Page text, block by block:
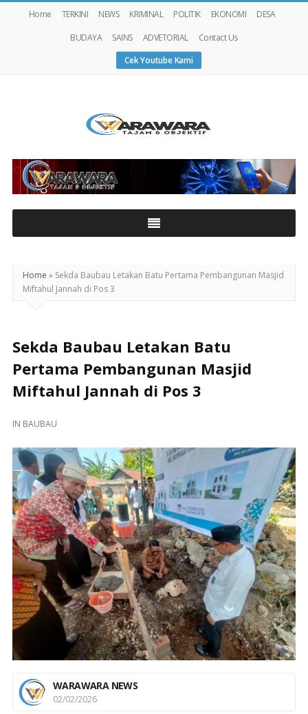
Home TERKINI NEWS KRIMINAL POLITIK EKONOMI
DESA
BUDAYA
SAINS ADVETORIAL
Contact Us
Cek Youtube Kami
Home » Sekda Baubau Letakan Batu Pertama Pembangunan Masjid
Miftahul Jannah di Pos 3
Sekda Baubau Letakan Batu
Pertama Pembangunan Masjid
Miftahul Jannah di Pos 3
IN BAUBAU
WARAWARA NEWS
02/02/2026